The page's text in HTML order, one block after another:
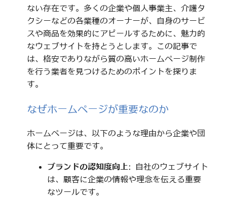
ない存在です。多くの企業や個人事業主、介護タ
クシーなどの各業種のオーナーが、自身のサービ
スや商品を効果的にアピールするために、魅力的
なウェブサイトを持とうとします。この記事で
は、格安でありながら質の高いホームページ制作
を行う業者を見つけるためのポイントを探りま
す。
なぜホームページが重要なのか
ホームページは、以下のような理由から企業や団
体にとって重要です。
ブランドの認知度向上: 自社のウェブサイト
は、顧客に企業の情報や理念を伝える重要
なツールです。